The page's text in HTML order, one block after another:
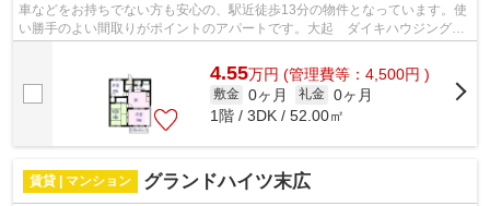
車などをお持ちでない方も安心の、駅近徒歩13分の物件となっています。使
い勝手のよい間取りがポイントのアパートです。大起 ダイキハウジング
4.55万円 (管理費等：4,500円 )
敷金 0ヶ月 礼金 0ヶ月
1階 / 3DK / 52.00㎡
賃貸 | マンション グランドハイツ末広